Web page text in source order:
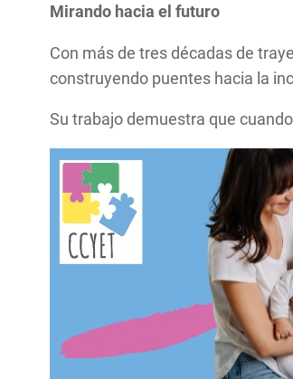
Mirando hacia el futuro
Con más de tres décadas de
construyendo puentes hacia la
Su trabajo demuestra que